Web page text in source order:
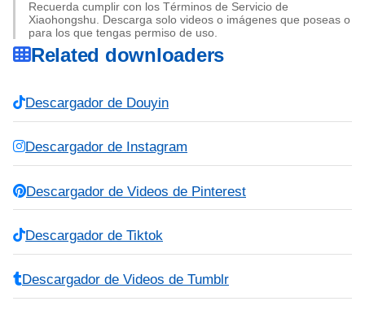
Recuerda cumplir con los Términos de Servicio de
Xiaohongshu. Descarga solo videos o imágenes que poseas o
para los que tengas permiso de uso.
Related downloaders
Descargador de Douyin
Descargador de Instagram
Descargador de Videos de Pinterest
Descargador de Tiktok
Descargador de Videos de Tumblr